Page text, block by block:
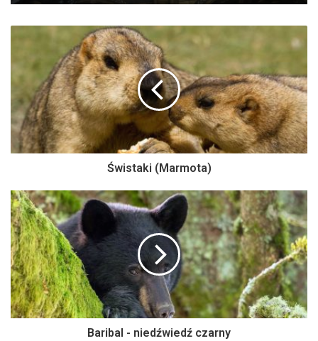
Świstaki (Marmota)
Baribal - niedźwiedź czarny